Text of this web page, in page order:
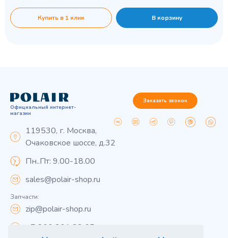
Купить в 1 клик В корзину
Официальный интернет-
магазин
119530, г. Москва,
Очаковское шоссе, д.32
Пн..Пт: 9.00-18.00
sales@polair-shop.ru
Запчасти:
zip@polair-shop.ru
+7 800 301 33 65
Заказать звонок